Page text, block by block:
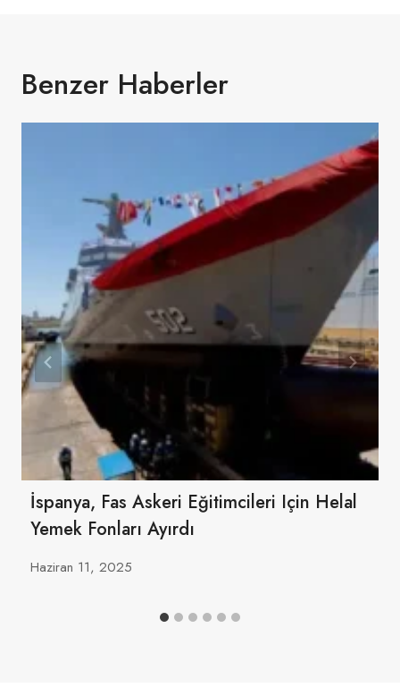
Benzer Haberler
İspanya, Fas Askeri Eğitimcileri Için Helal
Yemek Fonları Ayırdı
Haziran 11, 2025